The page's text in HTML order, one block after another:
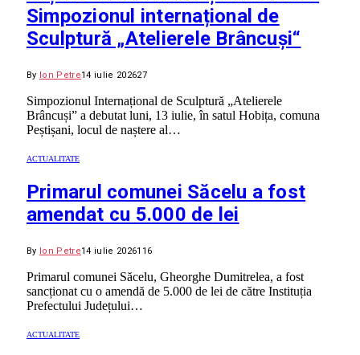
Simpozionul internațional de
Sculptură „Atelierele Brâncuși“
By Ion Petre14 iulie 202627
Simpozionul Internațional de Sculptură „Atelierele
Brâncuși” a debutat luni, 13 iulie, în satul Hobița, comuna
Peștișani, locul de naștere al…
ACTUALITATE
Primarul comunei Săcelu a fost
amendat cu 5.000 de lei
By Ion Petre14 iulie 2026116
Primarul comunei Săcelu, Gheorghe Dumitrelea, a fost
sancționat cu o amendă de 5.000 de lei de către Instituția
Prefectului Județului…
ACTUALITATE